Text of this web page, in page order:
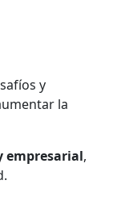
y
la
empresarial,